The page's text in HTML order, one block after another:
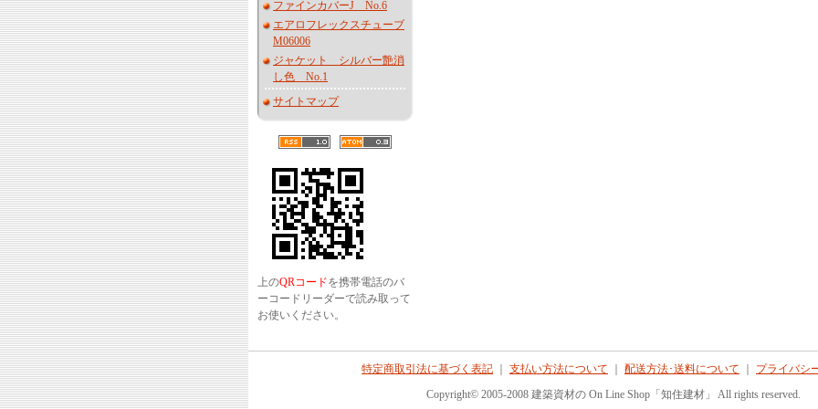
ファインカバーJ No.6
エアロフレックスチューブ
M06006
ジャケット シルバー艶消
し色 No.1
サイトマップ
上のQRコードを携帯電話のバ
ーコードリーダーで読み取って
お使いください。
特定商取引法に基づく表記 支払い方法について 配送方法･送料について
プライバシ
Copyright© 2005-2008 建築資材の On Line Shop「知住建材」 All rights reserved.